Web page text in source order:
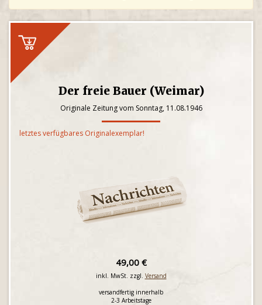
Der freie Bauer (Weimar)
Originale Zeitung vom Sonntag, 11.08.1946
letztes verfügbares Originalexemplar!
49,00 €
inkl. MwSt. zzgl. Versand
versandfertig innerhalb
2-3 Arbeitstage